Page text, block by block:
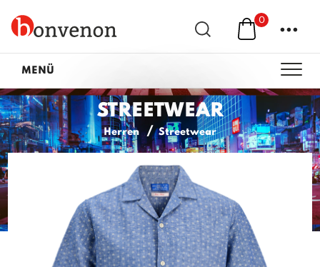
0 ...
MENÜ
STREETWEAR
Herren Streetwear